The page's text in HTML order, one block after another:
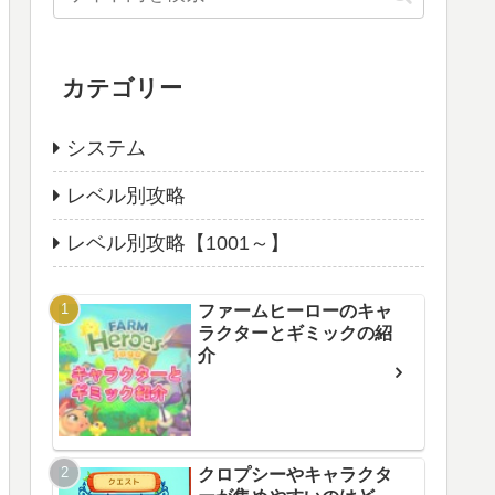
カテゴリー
システム
レベル別攻略
レベル別攻略【1001～】
ファームヒーローのキャ
ラクターとギミックの紹
介
クロプシーやキャラクタ